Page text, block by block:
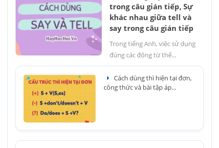
trong câu gián tiếp, Sự
khác nhau giữa tell và
say trong câu gián tiếp
Trong tiếng Anh, việc sử dụng
đúng các động từ thể...
Cách dùng thì hiện tại đơn,
công thức và bài tập áp...